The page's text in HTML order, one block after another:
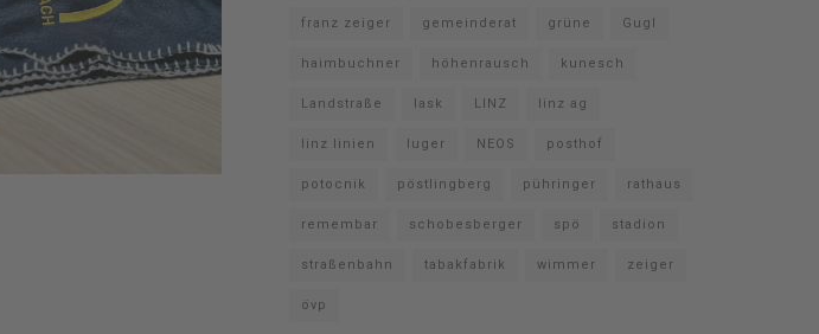
franz zeiger gemeinderat grüne Gugl
haimbuchner höhenrausch kunesch
Landstraße lask LINZ linz ag
linz linien luger NEOS posthof
potocnik pöstlingberg pühringer rathaus
remembar schobesberger spö stadion
straßenbahn tabakfabrik wimmer zeiger
övp